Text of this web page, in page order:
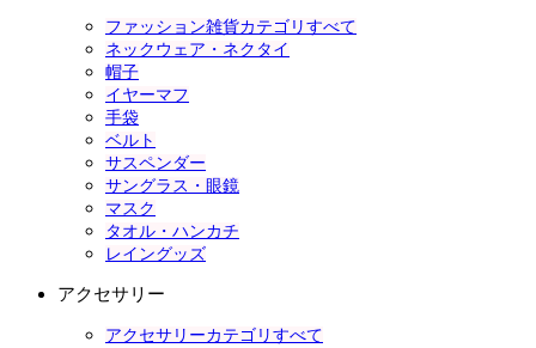
ファッション雑貨カテゴリすべて
ネックウェア・ネクタイ
帽子
イヤーマフ
手袋
ベルト
サスペンダー
サングラス・眼鏡
マスク
タオル・ハンカチ
レイングッズ
アクセサリー
アクセサリーカテゴリすべて